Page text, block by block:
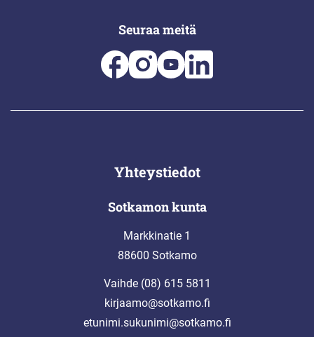
Seuraa meitä
Yhteystiedot
Sotkamon kunta
Markkinatie 1
88600 Sotkamo
Vaihde (08) 615 5811
kirjaamo@sotkamo.fi
etunimi.sukunimi@sotkamo.fi